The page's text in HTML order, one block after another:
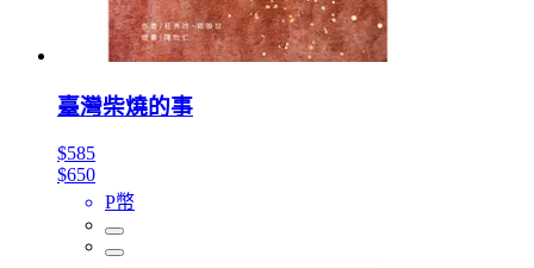
臺灣柴燒的事
$585
$650
P幣